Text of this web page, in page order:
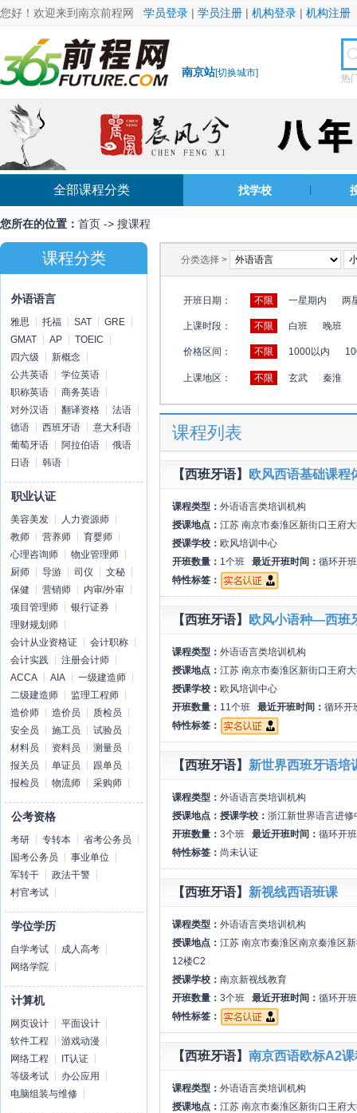
您好！欢迎来到南京前程网 学员登录 | 学员注册 | 机构登录 | 机构注册
南京站[切换城市] 热
全部课程分类 找学校
您所在的位置： 首页 -> 搜课程
课程分类
外语语言
雅思 托福 SAT
GRE
GMAT
AP
TOEIC
四六级
新概念
公共英语
学位英语
职称英语
商务英语
对外汉语
翻译资格
法语
德语
西班牙语
意大利语
葡萄牙语
阿拉伯语
俄语
日语
韩语
职业认证
美容美发
人力资源师
教师
营养师
育婴师
心理咨询师
物业管理师
厨师
导游 司仪
文秘
保健
营销师
内审/外审
项目管理师
银行证券
理财规划师
会计从业资格证
会计职称
会计实践
注册会计师
ACCA
AIA
一级建造师
二级建造师
监理工程师
造价师
造价员
质检员
安全员
施工员
试验员
材料员
资料员
测量员
报关员
单证员
跟单员
报检员
物流师 采购师
公考资格
考研 专转本
省考公务员
国考公务员
事业单位
军转干
政法干警
村官考试
学位学历
自学考试
成人高考
网络学院
计算机
网页设计
平面设计
软件工程
游戏动漫
网络工程
IT认证
等级考试
办公应用
电脑组装与维修
分类选择 >
开班日期： 不限 一星期内 两
上课时段： 不限 白班 晚班
价格区间： 不限 1000以内
上课地区： 不限 玄武 秦淮
课程列表
【西班牙语】 欧风西语基础课程
课程类型： 外语语言类培训机构
授课地点： 江苏 南京市秦淮区新街口王府
授课学校： 欧风培训中心
开班数量： 1个班 最近开班时间： 循环开班
特性标签：
【西班牙语】 欧风小语种—西班
课程类型： 外语语言类培训机构
授课地点： 江苏 南京市秦淮区新街口王府
授课学校： 欧风培训中心
开班数量： 11个班 最近开班时间： 循环开
特性标签：
【西班牙语】 新世界西班牙语培
课程类型： 外语语言类培训机构
授课地点： 授课学校： 浙江新世界语言进修
开班数量： 3个班 最近开班时间： 循环开班
特性标签： 尚未认证
【西班牙语】 新视线西语班课
课程类型： 外语语言类培训机构
授课地点： 江苏 南京市秦淮区南京秦淮区
12楼C2
授课学校： 南京新视线教育
开班数量： 3个班 最近开班时间： 循环开班
特性标签：
【西班牙语】 南京西语欧标A2课
课程类型： 外语语言类培训机构
授课地点： 江苏 南京市秦淮区新街口王府